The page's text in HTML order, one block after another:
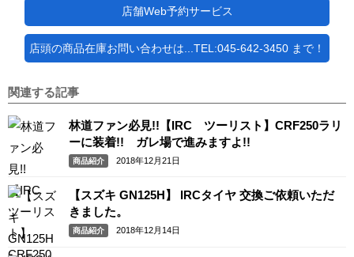
店舗Web予約サービス
店頭の商品在庫お問い合わせは...TEL:045-642-3450 まで！
関連する記事
林道ファン必見!!【IRC ツーリスト】CRF250ラリ
ーに装着!! ガレ場で進みますよ!!
商品紹介 2018年12月21日
【スズキ GN125H】 IRCタイヤ 交換ご依頼いただ
きました。
商品紹介 2018年12月14日